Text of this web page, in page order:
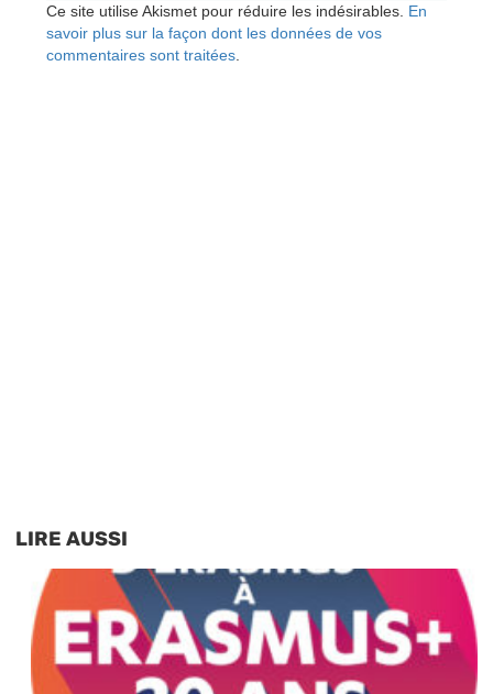
Ce site utilise Akismet pour réduire les indésirables. En
savoir plus sur la façon dont les données de vos
commentaires sont traitées
LIRE AUSSI